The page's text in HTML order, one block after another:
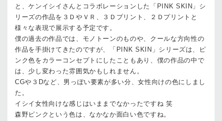
と、ケンイシイさんとコラボレーションした「PINK SKIN」シ
リーズの作品を３ＤやＶＲ、３Ｄプリント、２Ｄプリントと
様々な表現で展示する予定です。
僕の過去の作品では、モノトーンのものや、クールな方向性の
作品を手掛けてきたのですが、「PINK SKIN」シリーズは、ピ
ンク色をカラーコンセプトにしたこともあり、僕の作品の中で
は、少し変わった雰囲気かもしれません。
CGや３Dなど、男っぽい要素が多い分、女性向けの色にしまし
た。
イシイ 女性向けな感じはいままでなかったですね 笑
森野ピンクという色は、なかなか面白い色ですね。